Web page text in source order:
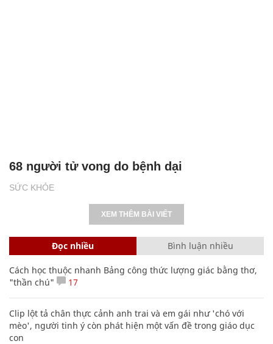
SỨC KHỎE
68 người tử vong do bệnh dại
XEM THÊM BÀI VIẾT
Đọc nhiều Bình luận nhiều
Cách học thuộc nhanh Bảng công thức lượng giác bằng thơ,
"thần chú"
17
Clip lột tả chân thực cảnh anh trai và em gái như 'chó với
mèo', người tinh ý còn phát hiện một vấn đề trong giáo dục
con